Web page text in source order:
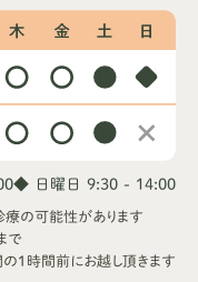
◆ 日曜日 9:30 - 14:00
の可能性があります
で
1時間前にお越し頂きます